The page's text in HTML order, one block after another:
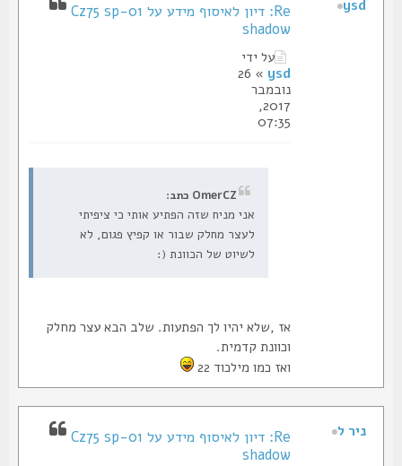
Re: דיון לאיסוף מידע על Cz75 sp-01
shadow
על ידי
» 26
נובמבר
2017,
07:35
OmerCZ כתב:
אני מניח שזה הפתיע אותי כי ציפיתי
לעצר מחלק שבור או קפיץ פגום, לא
לשיוט של הכוונת (:
אז ,שלא יהיו לך הפתעות. שלב הבא עצר מחלק
וכוונת קדמית.
ואז כמו מילכוד 22
Re: דיון לאיסוף מידע על Cz75 sp-01
shadow
ניר ל